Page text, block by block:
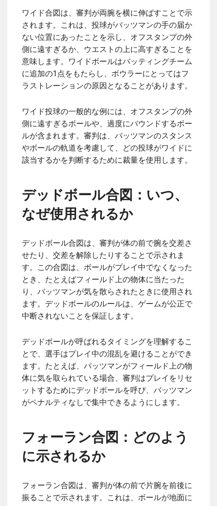
ワイド合図は、審判が両腕を横に伸ばすことで示
されます。これは、投球がバッツマンの手の届か
ない位置にあったことを示し、オフスタンプの外
側に遠すぎるか、ウエストの上に高すぎることを
意味します。ワイドボールはバッティングチーム
に追加の1点をもたらし、ボウラーにとってはフ
ラストレーションの原因となることがあります。
ワイド投球の一般的な例には、オフスタンプの外
側に遠すぎるボールや、過度にバウンドするボー
ルが含まれます。審判は、バッツマンのスタンス
やボールの軌道を考慮して、どの投球がワイドに
該当するかを判断するために裁量を使用します。
デッドボール合図：いつ、
なぜ使用されるか
デッドボール合図は、審判が体の前で腕を交差さ
せたり、交差を解除したりすることで示されま
す。この合図は、ボールがプレイ中でなくなった
とき、たとえばフィールド上の物体に当たった
り、バッツマンが気を散らされたときに使用され
ます。デッドボールのルールは、ゲームが公正で
中断されないことを保証します。
デッドボールが呼ばれるタイミングを理解するこ
とで、選手はプレイ中の混乱を避けることができ
ます。たとえば、バッツマンがフィールド上の物
体に気を取られている場合、審判はプレイをリセ
ットするためにデッドボールを呼び、バッツマン
がペナルティなしで集中できるようにします。
フォーラン合図：どのよう
に示されるか
フォーラン合図は、審判が体の前で片腕を前後に
振ることで示されます。これは、ボールが地面に